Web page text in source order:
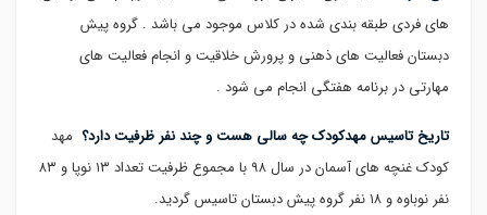
های فردی طبقه بندی شده در کلاس موجود می باشد . گروه پیش
دبستان فعالیت های ذهنی و پرورش خلاقیت و انجام فعالیت های
مهارتی در برنامه هفتگی انجام می شود .
تاریخ تاسیس مهدکودک چه سالی هست و چند نفر ظرفیت دارد؟ مهد
کودک غنچه های آسمان در سال ۹۸ با مجموع ظرفیت تعداد ۱۳ نوپا و ۸۳
نفر نوباوه و ۱۸ نفر گروه پیش دبستان تاسیس گردید.